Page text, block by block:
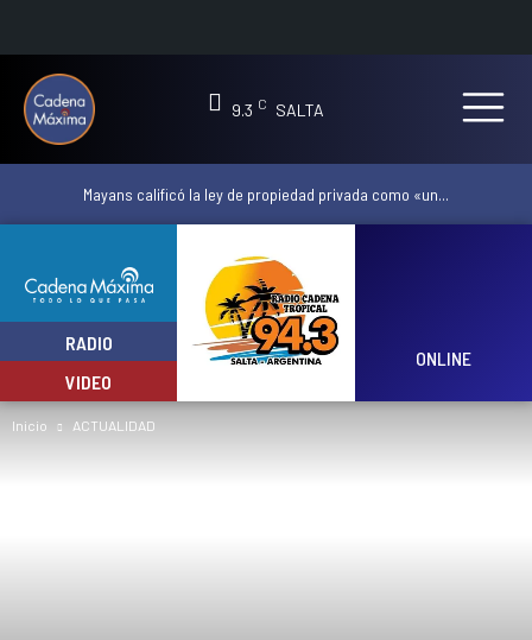
9.3 C SALTA
Mayans calificó la ley de propiedad privada como «un...
RADIO
VIDEO
ONLINE
Inicio ACTUALIDAD